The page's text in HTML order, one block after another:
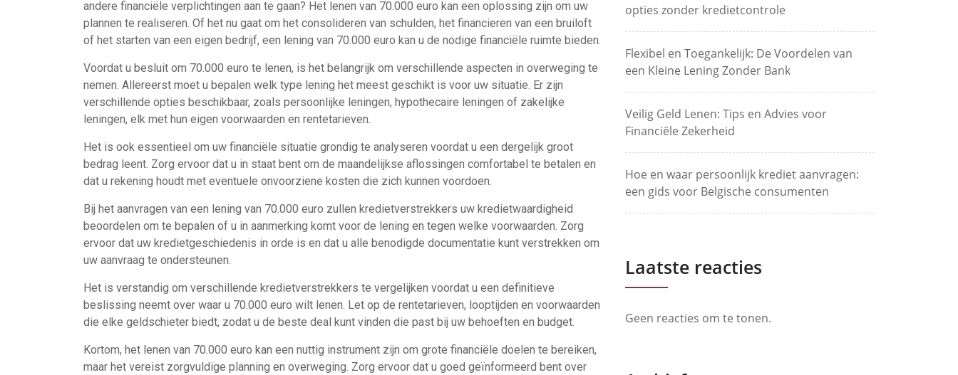
andere financiële verplichtingen aan te gaan? Het lenen van 70.000 euro kan een oplossing zijn om uw
plannen te realiseren. Of het nu gaat om het consolideren van schulden, het financieren van een bruiloft
of het starten van een eigen bedrijf, een lening van 70.000 euro kan u de nodige financiële ruimte bieden.
Voordat u besluit om 70.000 euro te lenen, is het belangrijk om verschillende aspecten in overweging te
nemen. Allereerst moet u bepalen welk type lening het meest geschikt is voor uw situatie. Er zijn
verschillende opties beschikbaar, zoals persoonlijke leningen, hypothecaire leningen of zakelijke
leningen, elk met hun eigen voorwaarden en rentetarieven.
Het is ook essentieel om uw financiële situatie grondig te analyseren voordat u een dergelijk groot
bedrag leent. Zorg ervoor dat u in staat bent om de maandelijkse aflossingen comfortabel te betalen en
dat u rekening houdt met eventuele onvoorziene kosten die zich kunnen voordoen.
Bij het aanvragen van een lening van 70.000 euro zullen kredietverstrekkers uw kredietwaardigheid
beoordelen om te bepalen of u in aanmerking komt voor de lening en tegen welke voorwaarden. Zorg
ervoor dat uw kredietgeschiedenis in orde is en dat u alle benodigde documentatie kunt verstrekken om
uw aanvraag te ondersteunen.
Het is verstandig om verschillende kredietverstrekkers te vergelijken voordat u een definitieve
beslissing neemt over waar u 70.000 euro wilt lenen. Let op de rentetarieven, looptijden en voorwaarden
die elke geldschieter biedt, zodat u de beste deal kunt vinden die past bij uw behoeften en budget.
Kortom, het lenen van 70.000 euro kan een nuttig instrument zijn om grote financiële doelen te bereiken,
maar het vereist zorgvuldige planning en overweging. Zorg ervoor dat u goed geïnformeerd bent over
opties zonder kredietcontrole
Flexibel en Toegankelijk: De Voordelen van
een Kleine Lening Zonder Bank
Veilig Geld Lenen: Tips en Advies voor
Financiële Zekerheid
Hoe en waar persoonlijk krediet aanvragen:
een gids voor Belgische consumenten
Laatste reacties
Geen reacties om te tonen.